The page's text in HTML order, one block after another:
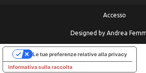
Accesso
Designed by Andrea
Informativa sulla raccolta
Le tue preferenze relative alla privacy